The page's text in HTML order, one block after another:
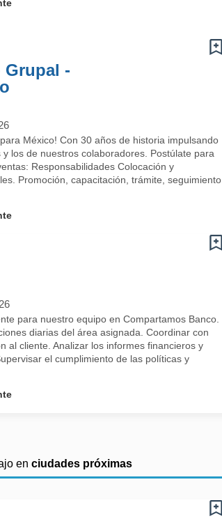
Grupal -
México! Con 30 años de historia impulsando
los de nuestros colaboradores. Postúlate para
Responsabilidades Colocación y
Promoción, capacitación, trámite, seguimiento
para nuestro equipo en Compartamos Banco.
diarias del área asignada. Coordinar con
al cliente. Analizar los informes financieros y
el cumplimiento de las políticas y
en ciudades próximas